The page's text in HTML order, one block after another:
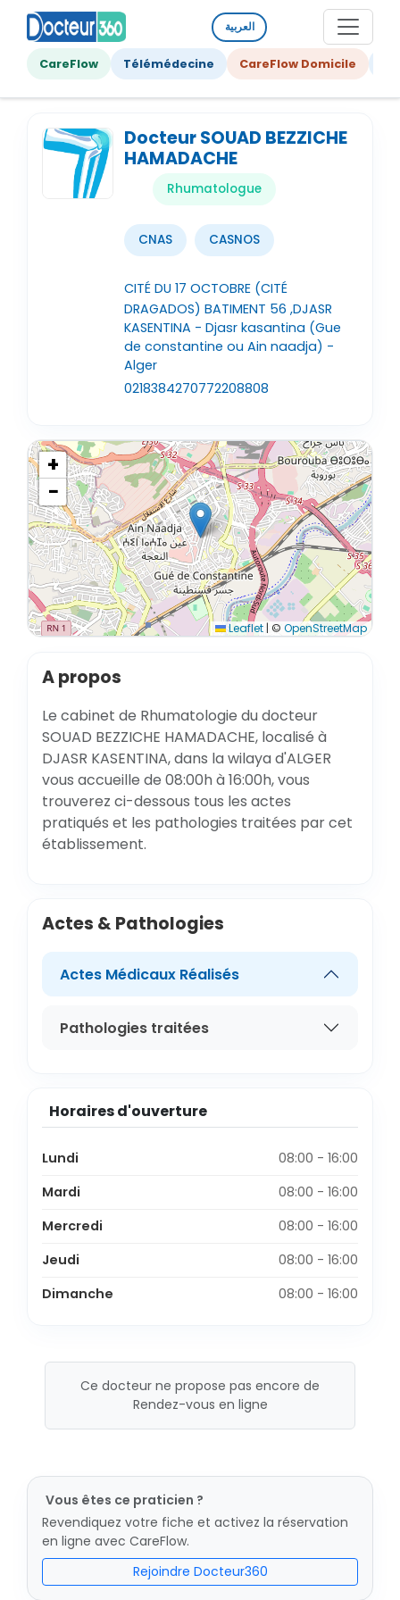
العربية
CareFlow Télémédecine CareFlow Domicile
Docteur SOUAD BEZZICHE
HAMADACHE
Rhumatologue
CNAS CASNOS
CITÉ DU 17 OCTOBRE (CITÉ
DRAGADOS) BATIMENT 56 ,DJASR
KASENTINA - Djasr kasantina (Gue
de constantine ou Ain naadja) -
Alger
0218384270772208808
+
−
Leaflet | © OpenStreetMap
A propos
Le cabinet de Rhumatologie du docteur
SOUAD BEZZICHE HAMADACHE, localisé à
DJASR KASENTINA, dans la wilaya d'ALGER
vous accueille de 08:00h à 16:00h, vous
trouverez ci-dessous tous les actes
pratiqués et les pathologies traitées par cet
établissement.
Actes & Pathologies
Actes Médicaux Réalisés
Pathologies traitées
Horaires d'ouverture
Lundi
08:00 - 16:00
Mardi
08:00 - 16:00
Mercredi
08:00 - 16:00
Jeudi
08:00 - 16:00
Dimanche
08:00 - 16:00
Ce docteur ne propose pas encore de
Rendez-vous en ligne
Vous êtes ce praticien ?
Revendiquez votre fiche et activez la réservation
en ligne avec CareFlow.
Rejoindre Docteur360